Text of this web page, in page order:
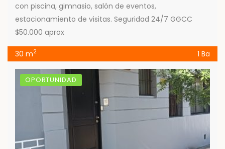
con piscina, gimnasio, salón de eventos,
estacionamiento de visitas. Seguridad 24/7 GGCC
$50.000 aprox
30 m2 1 Ba
OPORTUNIDAD